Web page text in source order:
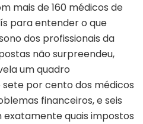
mais de 160 médicos de
para entender o que
dos profissionais da
não surpreendeu,
um quadro
por cento dos médicos
financeiros, e seis
quais impostos